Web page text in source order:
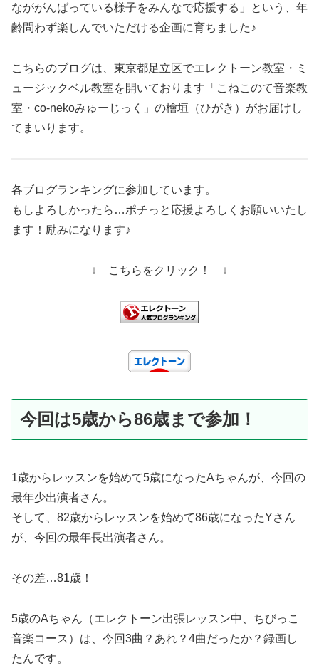
なががんばっている様子をみんなで応援する」という、年
齢問わず楽しんでいただける企画に育ちました♪
こちらのブログは、東京都足立区でエレクトーン教室・ミ
ュージックベル教室を開いております「こねこのて音楽教
室・co-nekoみゅーじっく」の檜垣（ひがき）がお届けし
てまいります。
各ブログランキングに参加しています。
もしよろしかったら…ポチっと応援よろしくお願いいたし
ます！励みになります♪
↓ こちらをクリック！ ↓
今回は5歳から86歳まで参加！
1歳からレッスンを始めて5歳になったAちゃんが、今回の
最年少出演者さん。
そして、82歳からレッスンを始めて86歳になったYさん
が、今回の最年長出演者さん。
その差…81歳！
5歳のAちゃん（エレクトーン出張レッスン中、ちびっこ
音楽コース）は、今回3曲？あれ？4曲だったか？録画し
たんです。